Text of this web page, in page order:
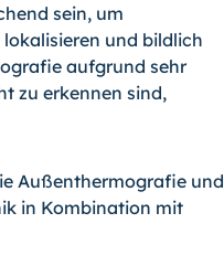
sein, um
und bildlich
aufgrund sehr
zu erkennen sind,
Außenther­mografie und
in Kombination mit